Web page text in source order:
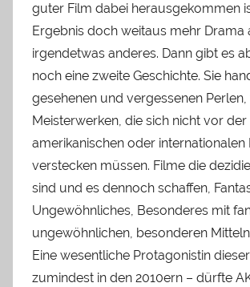
guter Film dabei herausgekommen
Ergebnis doch weitaus mehr Drama
irgendetwas anderes. Dann gibt es
noch eine zweite Geschichte. Sie
gesehenen und vergessenen
Meisterwerken, die sich nicht vor der
amerikanischen oder internationalen
verstecken müssen. Filme die
sind und es dennoch schaffen,
Ungewöhnliches, Besonderes mit
ungewöhnlichen, besonderen
Eine wesentliche Protagonistin
zumindest in den 2010ern – dürfte